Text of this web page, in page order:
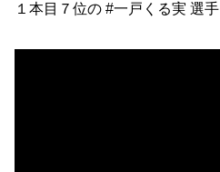
１本目７位の #一戸くる実 選手